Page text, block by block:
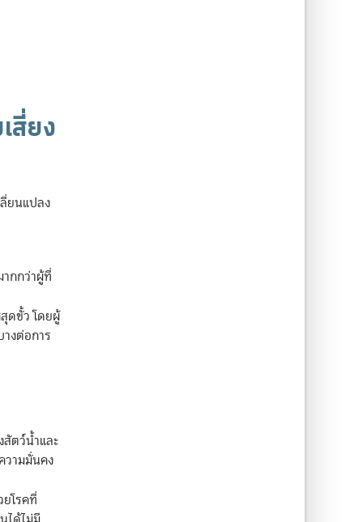
สี่ยง
ยนแปลง
กกว่าผู้ที่
ดขั้ว โดยผู้
งต่อการ
ตว์น้ำและ
วามมั่นคง
โรคที่